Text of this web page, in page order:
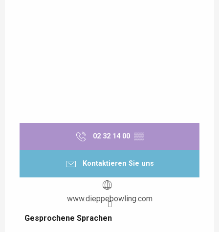
02 32 14 00 ▒▒
Kontaktieren Sie uns
www.dieppebowling.com
Gesprochene Sprachen
Gesprochene Sprachen